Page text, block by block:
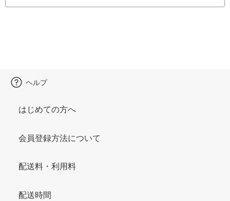
ヘルプ
はじめての方へ
会員登録方法について
配送料・利用料
配送時間